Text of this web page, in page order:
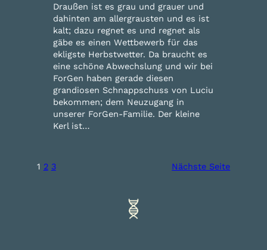
Draußen ist es grau und grauer und
dahinten am allergrausten und es ist
kalt; dazu regnet es und regnet als
gäbe es einen Wettbewerb für das
ekligste Herbstwetter. Da braucht es
eine schöne Abwechslung und wir bei
ForGen haben gerade diesen
grandiosen Schnappschuss von Luciu
bekommen; dem Neuzugang in
unserer ForGen-Familie. Der kleine
Kerl ist…
1 2 3 Nächste Seite